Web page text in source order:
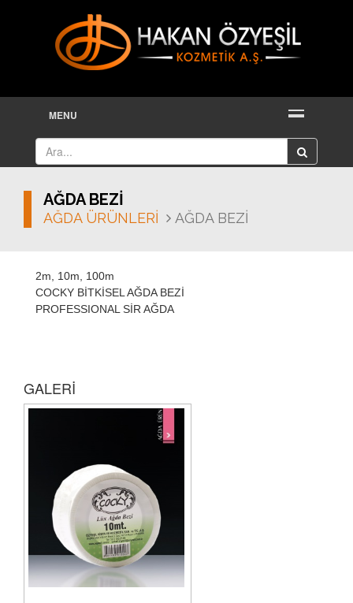
MENU
AĞDA BEZİ
AĞDA ÜRÜNLERİ AĞDA BEZİ
2m, 10m, 100m
COCKY BİTKİSEL AĞDA BEZİ
PROFESSIONAL SİR AĞDA
GALERİ